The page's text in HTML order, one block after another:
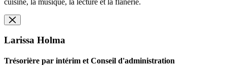
cuisine, la musique, la lecture et la flânerie.
Larissa Holma
Trésorière par intérim et Conseil d'administration